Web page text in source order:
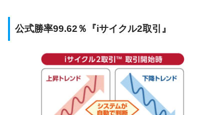
公式勝率99.62％『iサイクル2取引』